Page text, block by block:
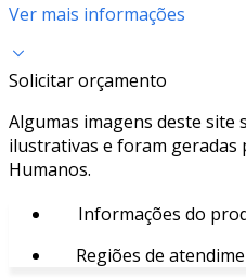
Ver mais informações
Solicitar orçamento
Algumas imagens deste site
ilustrativas e foram geradas
Humanos.
Informações do
Regiões de